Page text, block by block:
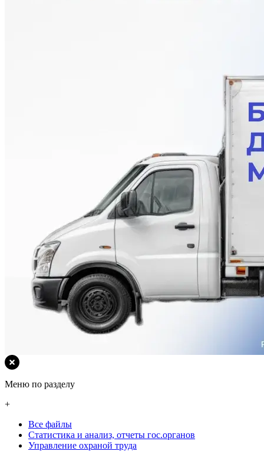
Меню по разделу
+
Все файлы
Статистика и анализ, отчеты гос.органов
Управление охраной труда